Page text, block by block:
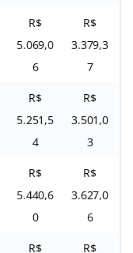
R$
5.069,0
6
R$
3.379,3
7
R$
5.251,5
4
R$
3.501,0
3
R$
5.440,6
0
R$
3.627,0
6
R$ R$